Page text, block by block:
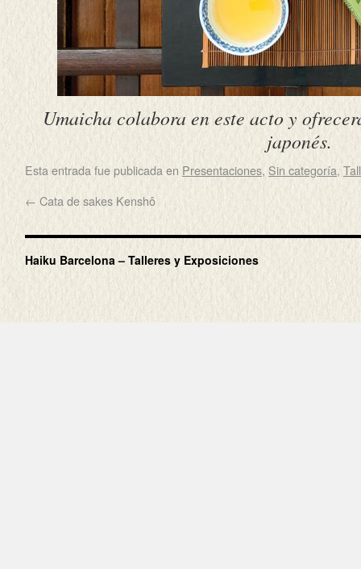
Umaicha colabora en este acto y
japonés.
Esta entrada fue publicada en Presentaciones, Sin categoría,
← Cata de sakes Kenshô
Haiku Barcelona – Talleres y Exposiciones